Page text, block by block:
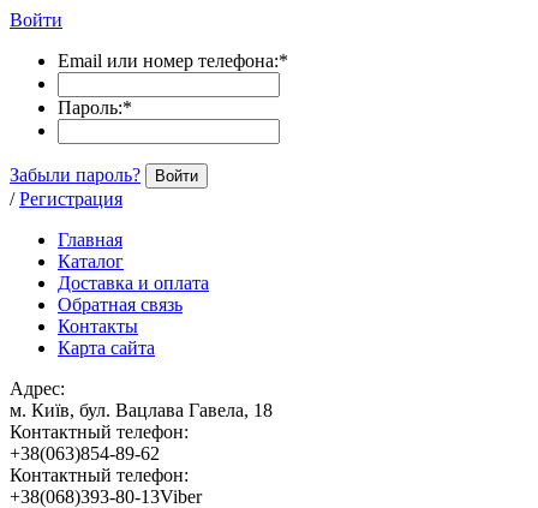
Войти
Email или номер телефона:*
Пароль:*
Забыли пароль? Войти
/ Регистрация
Главная
Каталог
Доставка и оплата
Обратная связь
Контакты
Карта сайта
Адрес:
м. Київ, бул. Вацлава Гавела, 18
Контактный телефон:
+38(063)854-89-62
Контактный телефон:
+38(068)393-80-13Viber